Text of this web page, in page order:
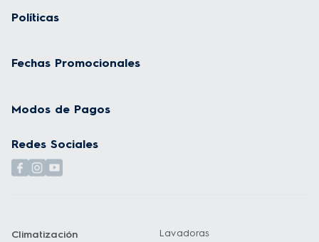
entre 2 y 24 horas, con opción de remojo en
temperatura de agua, para cuidar y lavar tu
ropa según tu necesidad y nivel de
- Programa Delicado:Programa de lavado
Políticas
Fechas Promocionales
Modos de Pagos
Redes Sociales
Climatización
Lavadoras